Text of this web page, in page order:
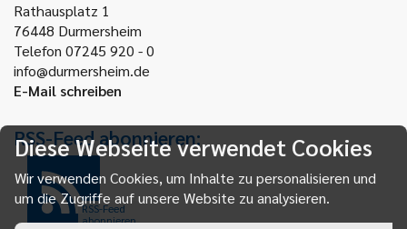
Rathausplatz 1
76448 Durmersheim
Telefon 07245 920 - 0
info@durmersheim.de
E-Mail schreiben
RSS-Feed abonnieren:
RSS-Feed
abonnieren
Diese Webseite verwendet Cookies
Wir verwenden Cookies, um Inhalte zu personalisieren und
um die Zugriffe auf unsere Website zu analysieren.